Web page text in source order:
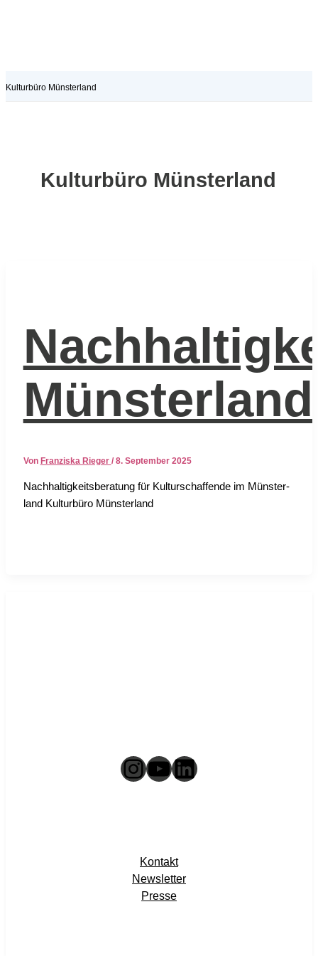
Kulturbüro Münsterland
Kulturbüro Münsterland
Münsterland
Von Franziska Rieger / 8. September 2025
Nach­hal­tig­keits­be­ra­tung für Kul­tur­schaf­fen­de im Müns­ter­
land Kul­tur­bü­ro Müns­ter­land
Instagram
YouTube
LinkedIn
Kontakt
Newsletter
Presse